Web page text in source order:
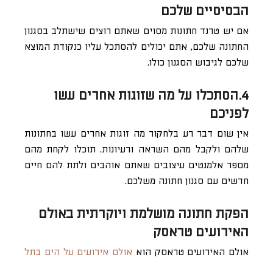
הבסיסיים שלכם
אם יש טרנד חתונות מסוים שאתם רוצים שישתלב בסגנון
החתונה שלכם, אתם יכולים להסתכל עליו כנקודת המוצא
שלכם לגיבוש הסגנון כולו.
4.הסתכלו על מה שזוגות אחרים עשו
לפניכם
אין שום דבר רע בלחקור מה זוגות אחרים עשו בחתונות
שלהם ולקבל מהם השראה ורעיונות. תוכלו לקחת מהם
מספר אלמנטים עיצובים שאתם אוהבים ולתת להם חיים
חדשים עם סגנון חתונה משלכם.
הפקת חתונה מושלמת ויוקרתית באולם
האירועים טראסק
אולם האירועים טראסק הוא אולם אירועים על הים בתל